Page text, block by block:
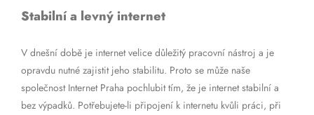
Stabilní a levný internet
V dnešní době je internet velice důležitý pracovní nástroj a je
opravdu nutné zajistit jeho stabilitu. Proto se může naše
společnost Internet Praha pochlubit tím, že je internet stabilní a
bez výpadků. Potřebujete-li připojení k internetu kvůli práci, při